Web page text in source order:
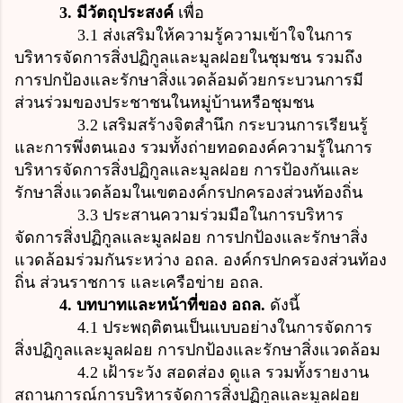
3. มีวัตถุประสงค์ เพื่อ
3.1 ส่งเสริมให้ความรู้ความเข้าใจในการ
บริหารจัดการสิ่งปฏิกูลและมูลฝอยในชุมชน รวมถึง
การปกป้องและรักษาสิ่งแวดล้อมด้วยกระบวนการมี
ส่วนร่วมของประชาชนในหมู่บ้านหรือชุมชน
3.2 เสริมสร้างจิตสำนึก กระบวนการเรียนรู้
และการพึ่งตนเอง รวมทั้งถ่ายทอดองค์ความรู้ในการ
บริหารจัดการสิ่งปฏิกูลและมูลฝอย การป้องกันและ
รักษาสิ่งแวดล้อมในเขตองค์กรปกครองส่วนท้องถิ่น
3.3 ประสานความร่วมมือในการบริหาร
จัดการสิ่งปฏิกูลและมูลฝอย การปกป้องและรักษาสิ่ง
แวดล้อมร่วมกันระหว่าง อถล. องค์กรปกครองส่วนท้อง
ถิ่น ส่วนราชการ และเครือข่าย อถล.
4. บทบาทและหน้าที่ของ อถล. ดังนี้
4.1 ประพฤติตนเป็นแบบอย่างในการจัดการ
สิ่งปฏิกูลและมูลฝอย การปกป้องและรักษาสิ่งแวดล้อม
4.2 เฝ้าระวัง สอดส่อง ดูแล รวมทั้งรายงาน
สถานการณ์การบริหารจัดการสิ่งปฏิกูลและมูลฝอย